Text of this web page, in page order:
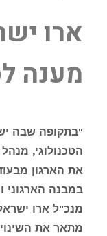
ארו
מענה
"בתקופה שבה
הטכנולוגי,
את הארגון
במבנה הארגוני
מנכ"ל ארו
מתאר את